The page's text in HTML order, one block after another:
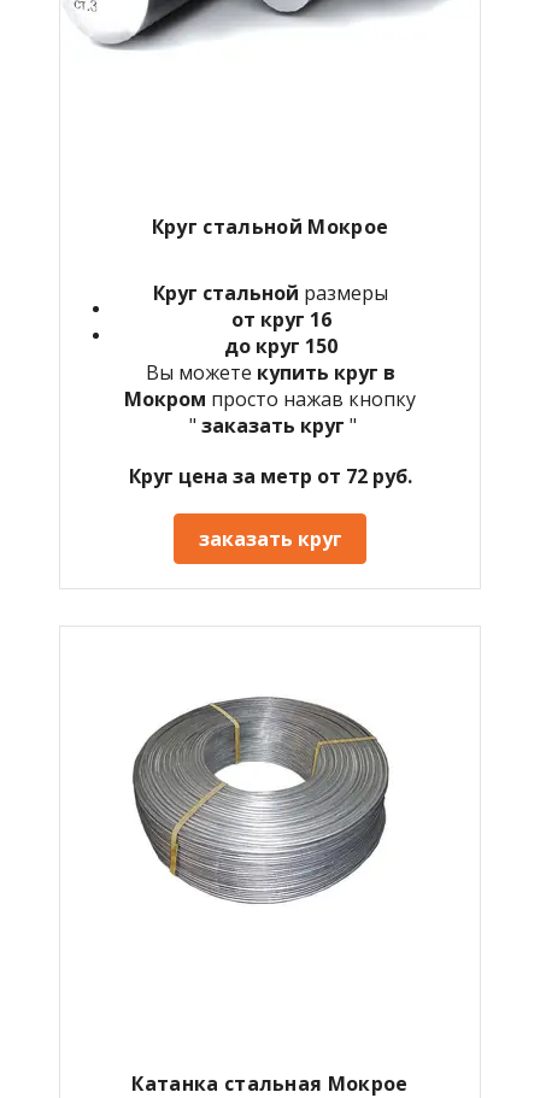
Круг стальной Мокрое
Круг стальной размеры
от круг 16
до круг 150
Вы можете купить круг в
Мокром просто нажав кнопку
" заказать круг "
Круг цена за метр от 72 руб.
заказать круг
Катанка стальная Мокрое